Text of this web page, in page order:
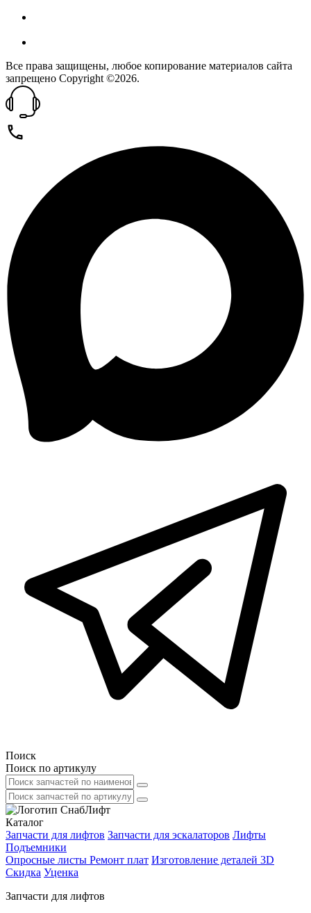
Все права защищены, любое копирование материалов сайта
запрещено Copyright ©2026.
Поиск
Поиск по артикулу
Каталог
Запчасти для лифтов Запчасти для эскалаторов Лифты
Подъемники
Опросные листы Ремонт плат Изготовление деталей 3D
Скидка Уценка
Запчасти для лифтов